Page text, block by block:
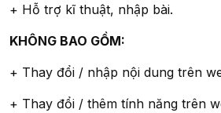
+ Hỗ trợ kĩ thuật, nhập bài.
KHÔNG BAO GỒM:
+ Thay đổi / nhập nội dung trên
+ Thay đổi / thêm tính năng trên